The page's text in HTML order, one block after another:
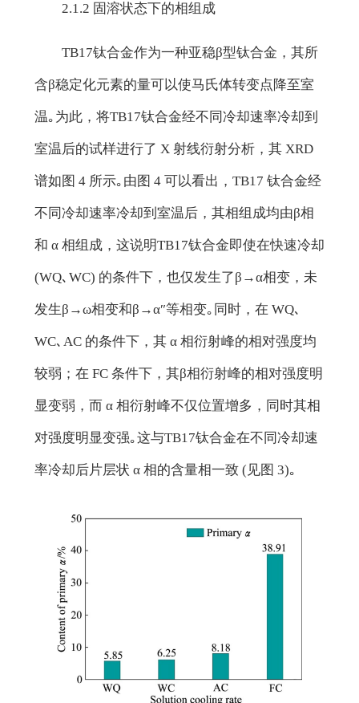
2.1.2 固溶状态下的相组成
TB17钛合金作为一种亚稳β型钛合金，其所
含β稳定化元素的量可以使马氏体转变点降至室
温｡为此，将TB17钛合金经不同冷却速率冷却到
室温后的试样进行了 X 射线衍射分析，其 XRD
谱如图 4 所示｡由图 4 可以看出，TB17 钛合金经
不同冷却速率冷却到室温后，其相组成均由β相
和 α 相组成，这说明TB17钛合金即使在快速冷却
(WQ､WC) 的条件下，也仅发生了β→α相变，未
发生β→ω相变和β→α″等相变｡同时，在 WQ､
WC､AC 的条件下，其 α 相衍射峰的相对强度均
较弱；在 FC 条件下，其β相衍射峰的相对强度明
显变弱，而 α 相衍射峰不仅位置增多，同时其相
对强度明显变强｡这与TB17钛合金在不同冷却速
率冷却后片层状 α 相的含量相一致 (见图 3)｡